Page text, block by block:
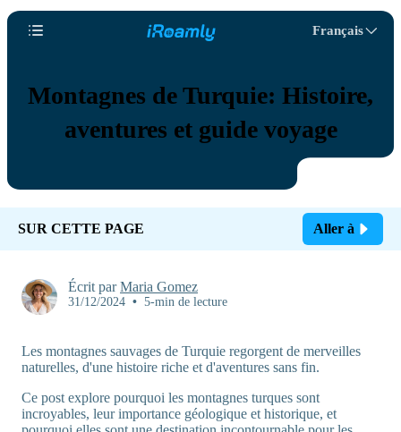
Français
Montagnes de Turquie: Histoire,
aventures et guide voyage
SUR CETTE PAGE Aller à
Écrit parMaria Gomez
31/12/2024 • 5-min de lecture
Les montagnes sauvages de Turquie regorgent de merveilles
naturelles, d'une histoire riche et d'aventures sans fin.
Ce post explore pourquoi les montagnes turques sont
incroyables, leur importance géologique et historique, et